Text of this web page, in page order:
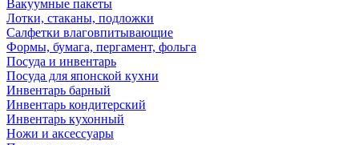
Вакуумные пакеты
Лотки, стаканы, подложки
Салфетки влаговпитывающие
Формы, бумага, пергамент, фольга
Посуда и инвентарь
Посуда для японской кухни
Инвентарь барный
Инвентарь кондитерский
Инвентарь кухонный
Ножи и аксессуары